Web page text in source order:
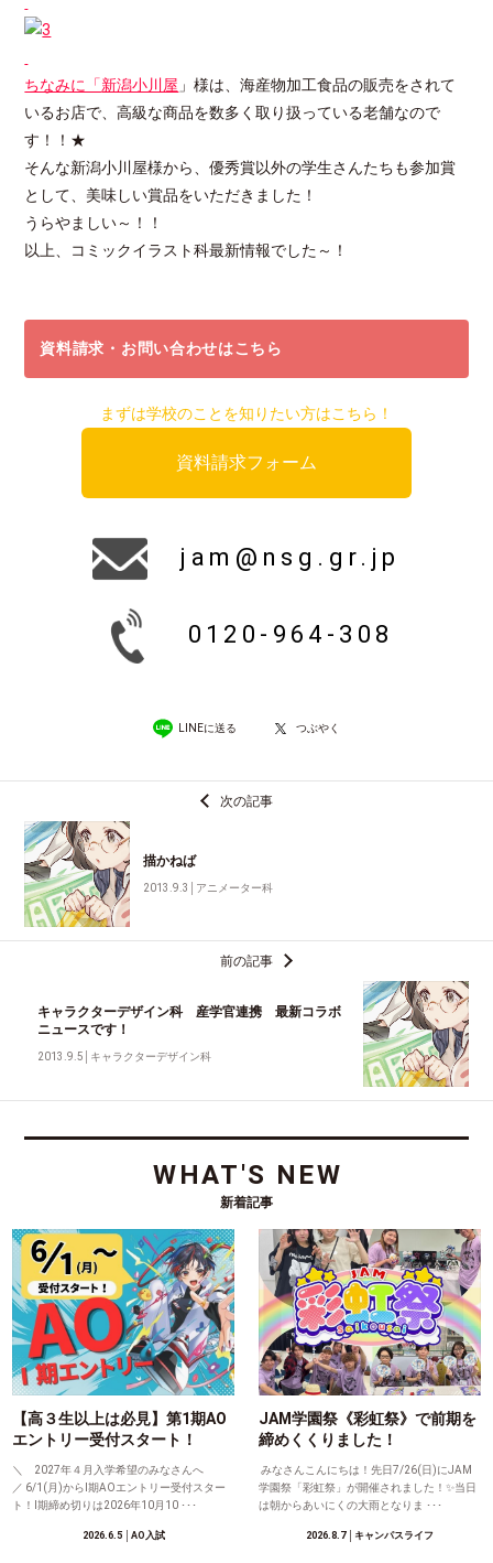
ちなみに「新潟小川屋 」様は、海産物加工食品の販売をされて
いるお店で、高級な商品を数多く取り扱っている老舗なので
す！！★
そんな新潟小川屋様から、優秀賞以外の学生さんたちも参加賞
として、美味しい賞品をいただきました！
うらやましい～！！
以上、コミックイラスト科最新情報でした～！
資料請求・お問い合わせはこちら
まずは学校のことを知りたい方はこちら！
資料請求フォーム
jam@nsg.gr.jp
0120-964-308
LINEに送る つぶやく
次の記事
描かねば
2013.9.3 アニメーター科
前の記事
キャラクターデザイン科 産学官連携 最新コラボ
ニュースです！
2013.9.5 キャラクターデザイン科
WHAT'S NEW
新着記事
【高３生以上は必見】第1期AO
エントリー受付スタート！
＼ 2027年４月入学希望のみなさんへ
／ 6/1(月)からⅠ期AOエントリー受付スター
ト！Ⅰ期締め切りは2026年10月10 ･･･
2026.6.5│AO入試
JAM学園祭《彩虹祭》で前期を
締めくくりました！
みなさんこんにちは！先日7/26(日)にJAM
学園祭「彩虹祭」が開催されました！✨当日
は朝からあいにくの大雨となりま ･･･
2026.8.7│キャンパスライフ